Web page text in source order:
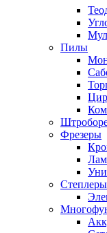
Пилы
Фрезеры
Степлеры